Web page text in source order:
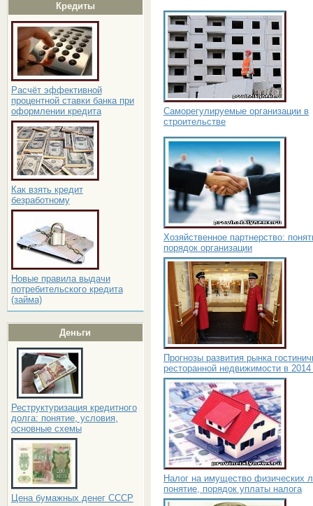
Кредиты
Расчёт эффективной
процентной ставки банка при
оформлении кредита
Как взять кредит
безработному
Новые правила выдачи
потребительского кредита
(займа)
Деньги
Реструктуризация кредитного
долга: понятие, условия,
основные схемы
Цена бумажных денег СССР
Саморегулируемые организации в
строительстве
Хозяйственное партнерство:
порядок организации
Прогнозы развития рынка
ресторанной недвижимости в 2014
Налог на имущество физических
понятие, порядок уплаты налога